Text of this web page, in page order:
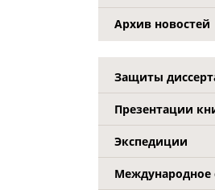
Архив новостей
Защиты
Презентации
Экспедиции
Международное